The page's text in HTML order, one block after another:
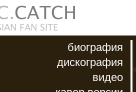
биография
дискография
видео